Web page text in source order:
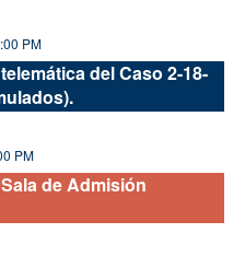
PM
del Caso 2-18-
PM
de Admisión